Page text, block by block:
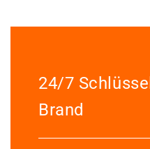
24/7
Brand